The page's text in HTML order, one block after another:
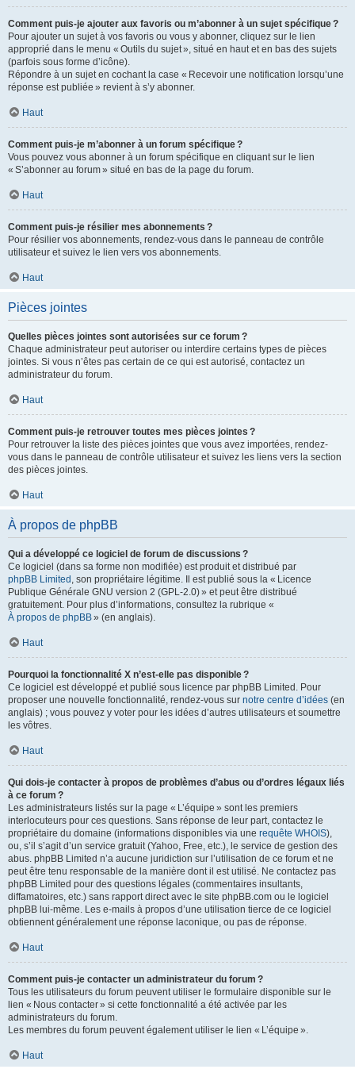
Comment puis-je ajouter aux favoris ou m’abonner à un sujet spécifique ?
Pour ajouter un sujet à vos favoris ou vous y abonner, cliquez sur le lien
approprié dans le menu « Outils du sujet », situé en haut et en bas des sujets
(parfois sous forme d’icône).
Répondre à un sujet en cochant la case « Recevoir une notification lorsqu’une
réponse est publiée » revient à s’y abonner.
Haut
Comment puis-je m’abonner à un forum spécifique ?
Vous pouvez vous abonner à un forum spécifique en cliquant sur le lien
« S’abonner au forum » situé en bas de la page du forum.
Haut
Comment puis-je résilier mes abonnements ?
Pour résilier vos abonnements, rendez-vous dans le panneau de contrôle
utilisateur et suivez le lien vers vos abonnements.
Haut
Pièces jointes
Quelles pièces jointes sont autorisées sur ce forum ?
Chaque administrateur peut autoriser ou interdire certains types de pièces
jointes. Si vous n’êtes pas certain de ce qui est autorisé, contactez un
administrateur du forum.
Haut
Comment puis-je retrouver toutes mes pièces jointes ?
Pour retrouver la liste des pièces jointes que vous avez importées, rendez-
vous dans le panneau de contrôle utilisateur et suivez les liens vers la section
des pièces jointes.
Haut
À propos de phpBB
Qui a développé ce logiciel de forum de discussions ?
Ce logiciel (dans sa forme non modifiée) est produit et distribué par
phpBB Limited , son propriétaire légitime. Il est publié sous la « Licence
Publique Générale GNU version 2 (GPL-2.0) » et peut être distribué
gratuitement. Pour plus d’informations, consultez la rubrique «
À propos de phpBB» (en anglais).
Haut
Pourquoi la fonctionnalité X n’est-elle pas disponible ?
Ce logiciel est développé et publié sous licence par phpBB Limited. Pour
proposer une nouvelle fonctionnalité, rendez-vous sur notre centre d’idées (en
anglais) ; vous pouvez y voter pour les idées d’autres utilisateurs et soumettre
les vôtres.
Haut
Qui dois-je contacter à propos de problèmes d’abus ou d’ordres légaux liés
à ce forum ?
Les administrateurs listés sur la page « L’équipe » sont les premiers
interlocuteurs pour ces questions. Sans réponse de leur part, contactez le
propriétaire du domaine (informations disponibles via une requête WHOIS),
ou, s’il s’agit d’un service gratuit (Yahoo, Free, etc.), le service de gestion des
abus. phpBB Limited n’a aucune juridiction sur l’utilisation de ce forum et ne
peut être tenu responsable de la manière dont il est utilisé. Ne contactez pas
phpBB Limited pour des questions légales (commentaires insultants,
diffamatoires, etc.) sans rapport direct avec le site phpBB.com ou le logiciel
phpBB lui-même. Les e-mails à propos d’une utilisation tierce de ce logiciel
obtiennent généralement une réponse laconique, ou pas de réponse.
Haut
Comment puis-je contacter un administrateur du forum ?
Tous les utilisateurs du forum peuvent utiliser le formulaire disponible sur le
lien « Nous contacter » si cette fonctionnalité a été activée par les
administrateurs du forum.
Les membres du forum peuvent également utiliser le lien « L’équipe ».
Haut